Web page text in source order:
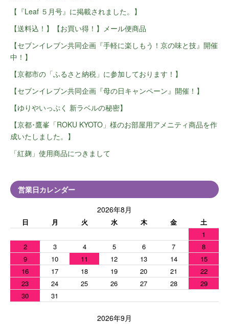
【『Leaf ５月号』に掲載されました。】
【送料込！】【お買い得！】メール便商品
【セブンイレブン共同企画『手軽に楽しもう！京の味と技』開催
中！】
【京都市の「ふるさと納税」に参加しております！】
【セブンイレブン共同企画『母の日キャンペーン』開催！】
【ゆりやいっぷく 新ラベルの秘密】
【京都･鷹峯「ROKU KYOTO」様のお部屋用アメニティ商品を作
成いたしました。】
「紅麹」使用商品につきまして
営業日カレンダー
2026年8月
日 月 火 水 木 金
土
1
2
3 4 5 6 7
8
9
10 11 12 13 14
15
16
17 18 19 20 21
22
23
24 25 26 27 28
29
30
31
2026年9月